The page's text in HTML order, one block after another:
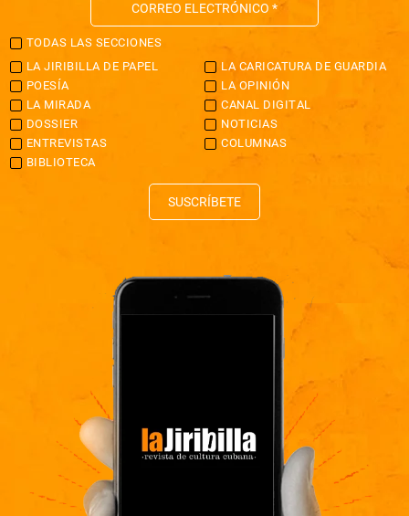
TODAS LAS SECCIONES
LA JIRIBILLA DE PAPEL
LA CARICATURA DE GUARDIA
POESÍA
LA OPINIÓN
LA MIRADA
CANAL DIGITAL
DOSSIER
NOTICIAS
ENTREVISTAS
COLUMNAS
BIBLIOTECA
SUSCRÍBETE